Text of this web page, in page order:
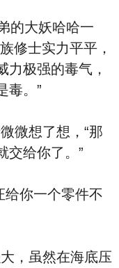
妖哈哈一
修士实力平平，
力极强的毒气，
毒。”
了想，“那
交给你了。”
一个零件不
然在海底压